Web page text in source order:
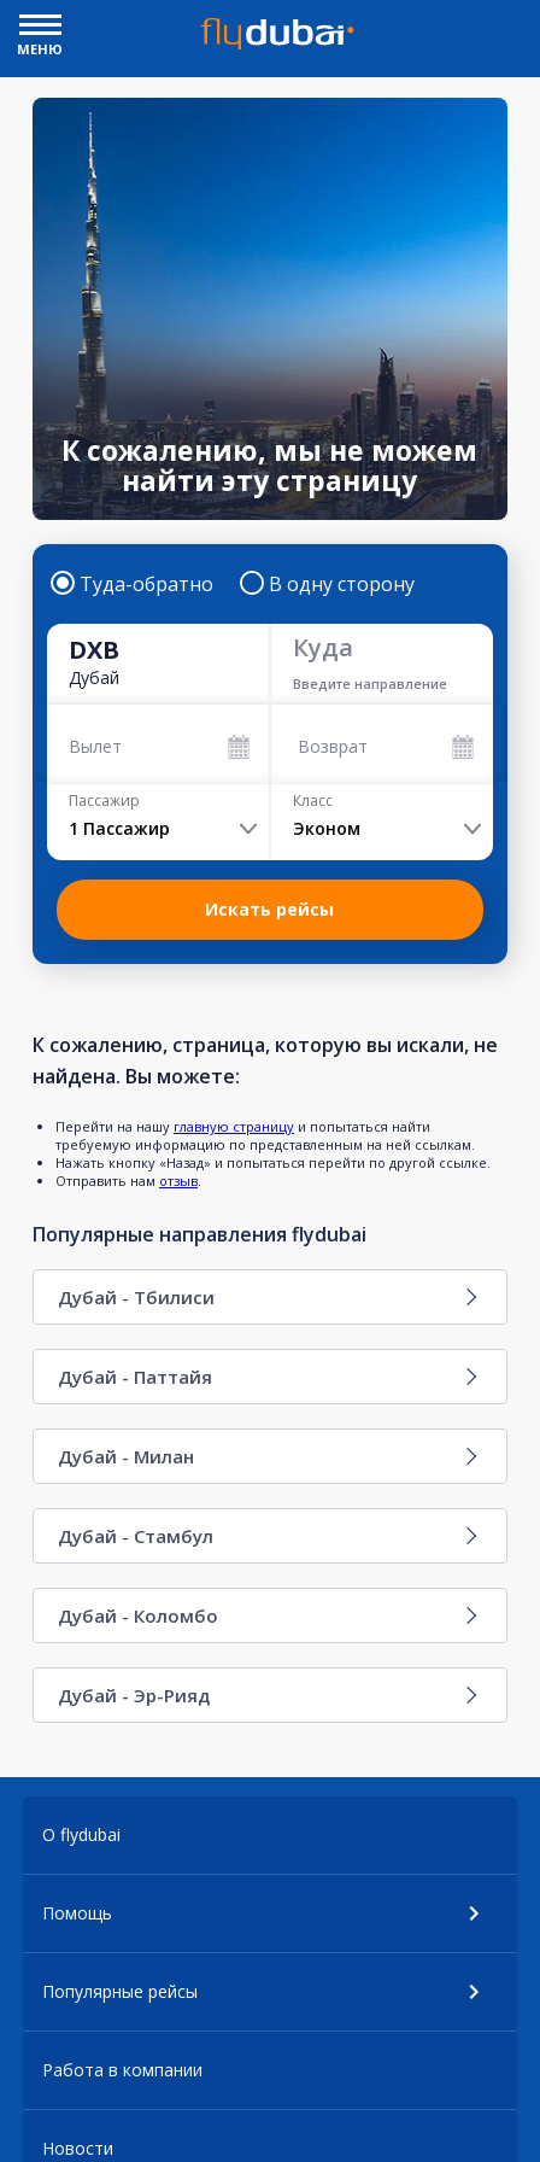
МЕНЮ
К сожалению, мы не можем
найти эту страницу
Туда-обратно В одну сторону
DXB
Дубай
Куда
Введите направление
Вылет Возврат
Пассажир
1 Пассажир
Класс
Эконом
Искать рейсы
К сожалению, страница, которую вы искали, не
найдена. Вы можете:
Перейти на нашу главную страницуи попытаться найти
требуемую информацию по представленным на ней ссылкам.
Нажать кнопку «Назад» и попытаться перейти по другой ссылке.
Отправить нам отзыв.
Популярные направления flydubai
Дубай - Тбилиси
Дубай - Паттайя
Дубай - Милан
Дубай - Стамбул
Дубай - Коломбо
Дубай - Эр-Рияд
О flydubai
Помощь
Популярные рейсы
Работа в компании
Новости